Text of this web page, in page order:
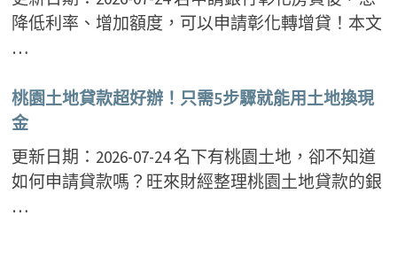
降低利率、增加額度，可以申請彰化轉增貸！本文
…
桃園土地貸款超好辦！只需5步驟就能用土地換現
金
更新日期：2026-07-24 名下有桃園土地，卻不知道
如何申請貸款嗎？旺來財經整理桃園土地貸款的銀
…